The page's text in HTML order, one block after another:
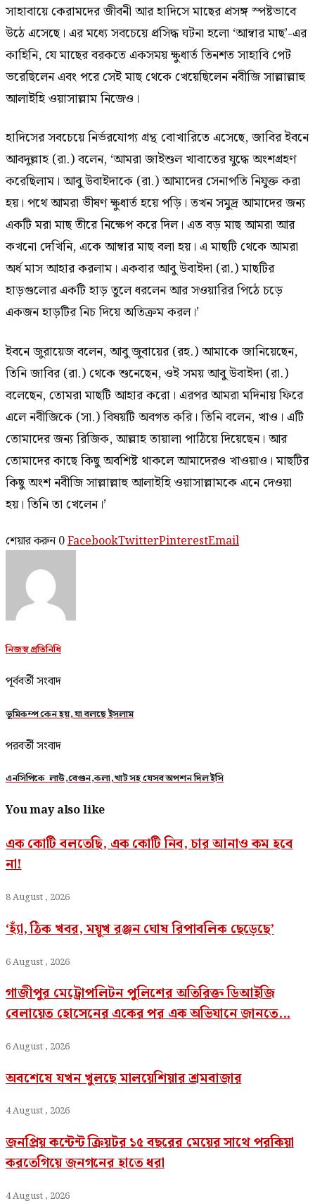
সাহাবায়ে কেরামদের জীবনী আর হাদিসে মাছের প্রসঙ্গ স্পষ্টভাবে
উঠে এসেছে। এর মধ্যে সবচেয়ে প্রসিদ্ধ ঘটনা হলো ‘আম্বার মাছ’-এর
কাহিনি, যে মাছের বরকতে একসময় ক্ষুধার্ত তিনশত সাহাবি পেট
ভরেছিলেন এবং পরে সেই মাছ থেকে খেয়েছিলেন নবীজি সাল্লাল্লাহু
আলাইহি ওয়াসাল্লাম নিজেও।
হাদিসের সবচেয়ে নির্ভরযোগ্য গ্রন্থ বোখারিতে এসেছে, জাবির ইবনে
আবদুল্লাহ (রা.) বলেন, ‘আমরা জাইশুল খাবাতের যুদ্ধে অংশগ্রহণ
করেছিলাম। আবু উবাইদাকে (রা.) আমাদের সেনাপতি নিযুক্ত করা
হয়। পথে আমরা ভীষণ ক্ষুধার্ত হয়ে পড়ি। তখন সমুদ্র আমাদের জন্য
একটি মরা মাছ তীরে নিক্ষেপ করে দিল। এত বড় মাছ আমরা আর
কখনো দেখিনি, একে আম্বার মাছ বলা হয়। এ মাছটি থেকে আমরা
অর্ধ মাস আহার করলাম। একবার আবু উবাইদা (রা.) মাছটির
হাড়গুলোর একটি হাড় তুলে ধরলেন আর সওয়ারির পিঠে চড়ে
একজন হাড়টির নিচ দিয়ে অতিক্রম করল।’
ইবনে জুরায়েজ বলেন, আবু জুবায়ের (রহ.) আমাকে জানিয়েছেন,
তিনি জাবির (রা.) থেকে শুনেছেন, ওই সময় আবু উবাইদা (রা.)
বলেছেন, তোমরা মাছটি আহার করো। এরপর আমরা মদিনায় ফিরে
এলে নবীজিকে (সা.) বিষয়টি অবগত করি। তিনি বলেন, খাও। এটি
তোমাদের জন্য রিজিক, আল্লাহ তায়ালা পাঠিয়ে দিয়েছেন। আর
তোমাদের কাছে কিছু অবশিষ্ট থাকলে আমাদেরও খাওয়াও। মাছটির
কিছু অংশ নবীজি সাল্লাল্লাহু আলাইহি ওয়াসাল্লামকে এনে দেওয়া
হয়। তিনি তা খেলেন।’
শেয়ার করুন 0FacebookTwitterPinterestEmail
নিজস্ব প্রতিনিধি
পূর্ববর্তী সংবাদ
ভূমিকম্প কেন হয়, যা বলছে ইসলাম
পরবর্তী সংবাদ
এনসিপিকে লাউ,বেগুন,কলা,খাট সহ যেসব অপশন দিল ইসি
You may also like
এক কোটি বলতেছি, এক কোটি নিব, চার আনাও কম হবে
না!
8 August , 2026
‘হ্যাঁ, ঠিক খবর, ময়ূখ রঞ্জন ঘোষ রিপাবলিক ছেড়েছে’
6 August , 2026
গাজীপুর মেট্রোপলিটন পুলিশের অতিরিক্ত ডিআইজি
বেলায়েত হোসেনের একের পর এক অভিযানে জানতে...
6 August , 2026
অবশেষে যখন খুলছে মালয়েশিয়ার শ্রমবাজার
4 August , 2026
জনপ্রিয় কন্টেন্ট ক্রিয়টর ১৫ বছরের মেয়ের সাথে পরকিয়া
করতেগিয়ে জনগনের হাতে ধরা
4 August , 2026